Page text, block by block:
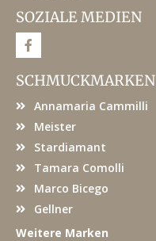
SOZIALE MEDIEN
F
a
e
b
o
SCHMUCKMARKEN
Annamaria Cammilli
Meister
Stardiamant
Tamara Comolli
Marco Bicego
Gellner
Weitere Marken